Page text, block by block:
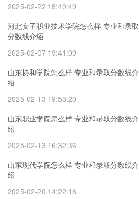
2025-02-22 18:49:49
河北女子职业技术学院怎么样 专业和录取
分数线介绍
2025-02-07 19:41:09
山东协和学院怎么样 专业和录取分数线介
绍
2025-02-13 19:53:20
山东职业学院怎么样 专业和录取分数线介
绍
2025-02-13 16:32:36
山东现代学院怎么样 专业和录取分数线介
绍
2025-02-20 14:22:16